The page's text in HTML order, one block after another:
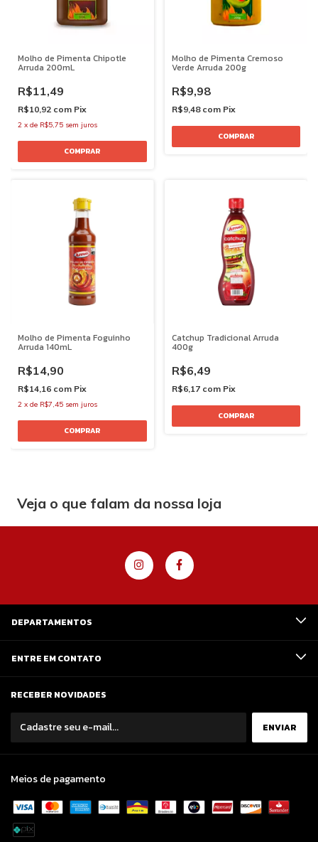
Molho de Pimenta Chipotle
Arruda 200mL
R$11,49
R$10,92 com Pix
2 x de R$5,75 sem juros
Molho de Pimenta Cremoso
Verde Arruda 200g
R$9,98
R$9,48 com Pix
Molho de Pimenta Foguinho
Arruda 140mL
R$14,90
R$14,16 com Pix
2 x de R$7,45 sem juros
Catchup Tradicional Arruda
400g
R$6,49
R$6,17 com Pix
Veja o que falam da nossa loja
DEPARTAMENTOS
ENTRE EM CONTATO
RECEBER NOVIDADES
Meios de pagamento